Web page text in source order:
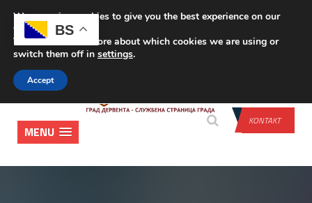
PRIJAVA
KONTAKT
MENU
BS
We are using cookies to give you the best experience on our
website.
You can find out more about which cookies we are using or
switch them off in settings.
Accept